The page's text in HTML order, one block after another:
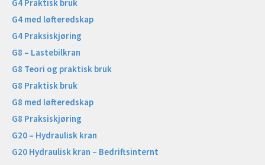
G4 Praktisk bruk
G4 med løfteredskap
G4 Praksiskjøring
G8 – Lastebilkran
G8 Teori og praktisk bruk
G8 Praktisk bruk
G8 med løfteredskap
G8 Praksiskjøring
G20 – Hydraulisk kran
G20 Hydraulisk kran – Bedriftsinternt